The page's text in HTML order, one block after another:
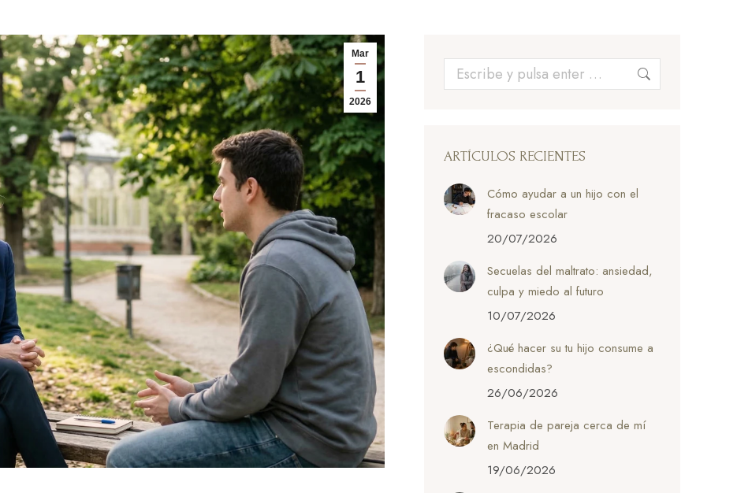
Mar
1
2026
Buscar:
ARTÍCULOS RECIENTES
Cómo ayudar a un hijo con el
fracaso escolar
20/07/2026
Secuelas del maltrato: ansiedad,
culpa y miedo al futuro
10/07/2026
¿Qué hacer su tu hijo consume a
escondidas?
26/06/2026
Terapia de pareja cerca de mí
en Madrid
19/06/2026